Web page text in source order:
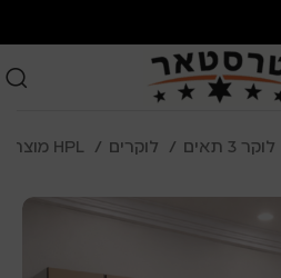
מוצרי HPL